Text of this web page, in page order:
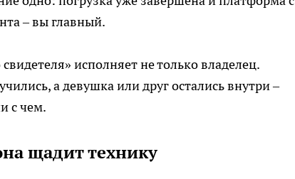
– вы главный.
исполняет не только владелец.
а девушка или друг остались внутри –
с чем.
щадит технику